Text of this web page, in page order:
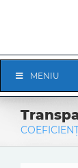
Navigation
MENIU